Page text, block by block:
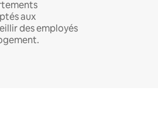
aux
des employés